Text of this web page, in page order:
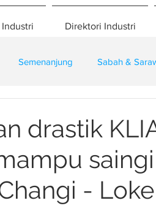
Direktori Industri
Semenanjung Sabah &
drastik
- Loke